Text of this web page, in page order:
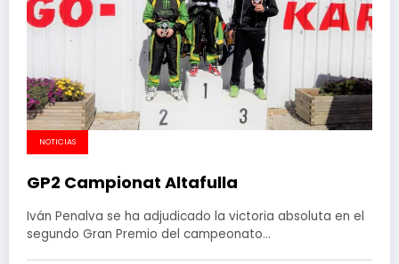
NOTICIAS
GP2 Campionat Altafulla
Iván Penalva se ha adjudicado la victoria absoluta en el
segundo Gran Premio del campeonato…